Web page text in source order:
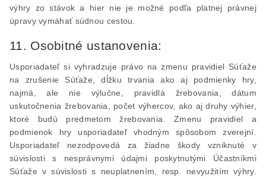
výhry zo stávok a hier nie je možné podľa platnej právnej
úpravy vymáhať súdnou cestou.
11. Osobitné ustanovenia:
Usporiadateľ si vyhradzuje právo na zmenu pravidiel Súťaže
na zrušenie Súťaže, dĺžku trvania ako aj podmienky hry,
najmä, ale nie výlučne, pravidlá žrebovania, dátum
uskutočnenia žrebovania, počet výhercov, ako aj druhy výhier,
ktoré budú predmetom žrebovania. Zmenu pravidiel a
podmienok hry usporiadateľ vhodným spôsobom zverejní.
Usporiadateľ nezodpovedá za žiadne škody vzniknuté v
súvislosti s nesprávnymi údajmi poskytnutými Účastníkmi
Súťaže v súvislosti s neuplatnením, resp. nevyužitím výhry.